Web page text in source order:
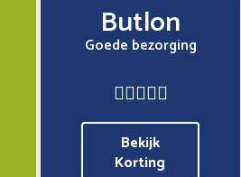
Butlon
Goede bezorging
Bekijk
Korting